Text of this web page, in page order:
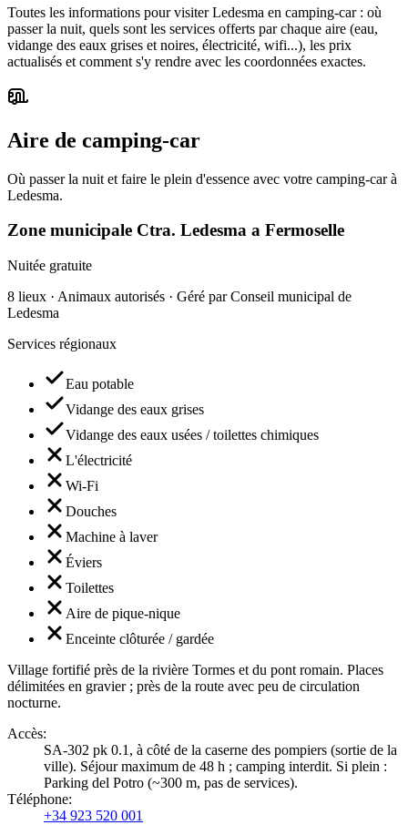
Toutes les informations pour visiter Ledesma en camping-car : où
passer la nuit, quels sont les services offerts par chaque aire (eau,
vidange des eaux grises et noires, électricité, wifi...), les prix
actualisés et comment s'y rendre avec les coordonnées exactes.
Aire de camping-car
Où passer la nuit et faire le plein d'essence avec votre camping-car à
Ledesma.
Zone municipale Ctra. Ledesma a Fermoselle
Nuitée gratuite
8 lieux · Animaux autorisés · Géré par Conseil municipal de
Ledesma
Services régionaux
Eau potable
Vidange des eaux grises
Vidange des eaux usées / toilettes chimiques
L'électricité
Wi-Fi
Douches
Machine à laver
Éviers
Toilettes
Aire de pique-nique
Enceinte clôturée / gardée
Village fortifié près de la rivière Tormes et du pont romain. Places
délimitées en gravier ; près de la route avec peu de circulation
nocturne.
Accès:
SA-302 pk 0.1, à côté de la caserne des pompiers (sortie de la
ville). Séjour maximum de 48 h ; camping interdit. Si plein :
Parking del Potro (~300 m, pas de services).
Téléphone:
+34 923 520 001